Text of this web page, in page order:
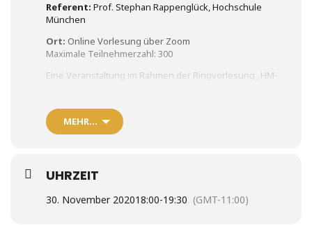
Referent: Prof. Stephan Rappenglück, Hochschule
München
Ort: Online Vorlesung über Zoom
Maximale Teilnehmerzahl: 300
Eine Veranstaltung im Rahmen der Ringvorlesung „HM-
München.
Zugangslink: https://tinyurl.com/HM-ForFuture
Quelle und weitere Infos:
https://www.hm.edu/allgemein/aktuelles/veranstaltunge
n
MEHR…
UHRZEIT
30. November 202018:00-19:30 (GMT-11:00)